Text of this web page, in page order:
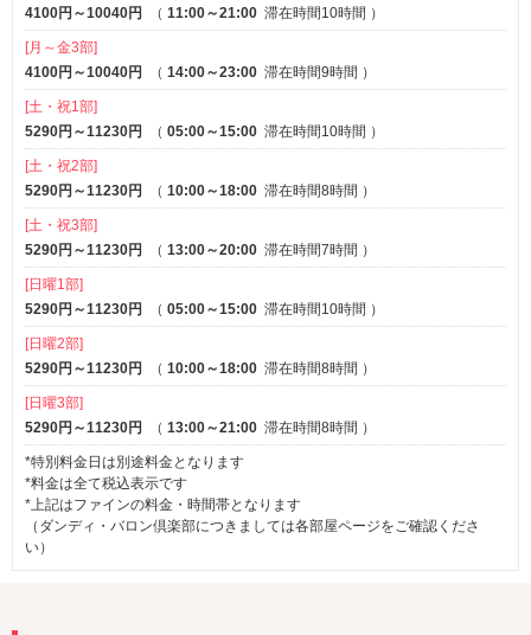
4100円～10040円 （ 11:00～21:00 滞在時間10時間 ）
[月～金3部]
4100円～10040円
（ 14:00～23:00 滞在時間9時間 ）
[土・祝1部]
5290円～11230円
（ 05:00～15:00 滞在時間10時間 ）
[土・祝2部]
5290円～11230円
（ 10:00～18:00 滞在時間8時間 ）
[土・祝3部]
5290円～11230円
（ 13:00～20:00 滞在時間7時間 ）
[日曜1部]
5290円～11230円
（ 05:00～15:00 滞在時間10時間 ）
[日曜2部]
5290円～11230円
（ 10:00～18:00 滞在時間8時間 ）
[日曜3部]
5290円～11230円
（ 13:00～21:00 滞在時間8時間 ）
*特別料金日は別途料金となります
*料金は全て税込表示です
*上記はファインの料金・時間帯となります
（ダンディ・バロン倶楽部につきましては各部屋ページをご確認くださ
い）